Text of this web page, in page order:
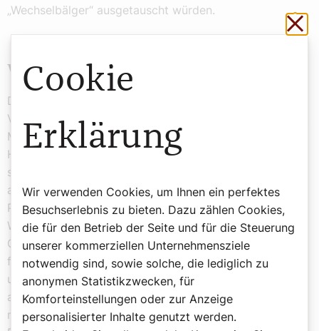
„Wechselbälger“ ausgetauscht würden.
Volksnamen des Weißdorns
Der Weißdorn (Crataegus) ist unter zahlreichen
Volksnamen bekannt: Hagedorn, Heckendorn, Hagapfel,
Mehlbeerbaum, Mehldorn und Mehlfässel, die alle ein
Hinweis auf verschiedene Eigenschaften des Weißdorns
sind. Der Name Weißdorn bezieht sich auf die
auffälligen weißen Blüten und die dornigen Zweige der
Pflanze. Hagedorn leitet sich vom mittelhochdeutschen
Wort „Hag“ ab, das ein durch Hecken abgegrenztes
Gelände beschreibt. Der wehrhafte Hagedorn diente
früher oft dazu, Gelände zu „umzäunen“ und vor
unbefugtem Betreten zu schützen. Hagapfel verweist
auf die apfelähnlichen Früchte, während Mehlfässel den
mehligen Geschmack der Früchte und deren fassartige
Cookie
Erklärung
Wir verwenden Cookies, um Ihnen ein perfektes
Besuchserlebnis zu bieten. Dazu zählen Cookies,
die für den Betrieb der Seite und für die Steuerung
unserer kommerziellen Unternehmensziele
notwendig sind, sowie solche, die lediglich zu
anonymen Statistikzwecken, für
Komforteinstellungen oder zur Anzeige
personalisierter Inhalte genutzt werden.